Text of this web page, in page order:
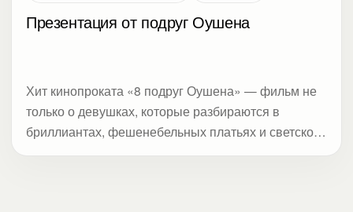
Презентация от подруг Оушена
Хит кинопроката «8 подруг Оушена» — фильм не
только о девушках, которые разбираются в
бриллиантах, фешенебельных платьях и светской